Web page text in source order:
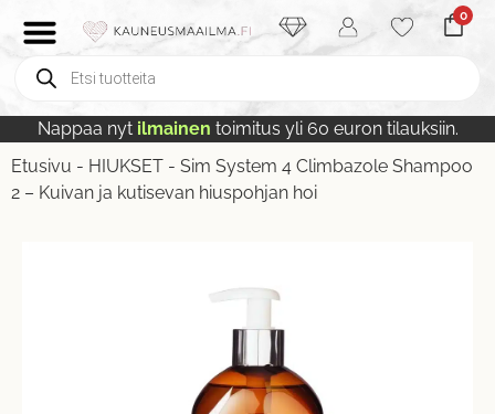
0
Nappaa nyt ilmainen toimitus yli 60 euron tilauksiin.
Etusivu - HIUKSET - Sim System 4 Climbazole Shampoo
2 – Kuivan ja kutisevan hiuspohjan hoi